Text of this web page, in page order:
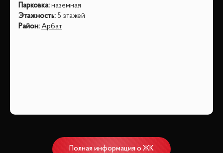
Парковка: наземная
Этажность: 5 этажей
Район: Арбат
Полная информация о ЖК